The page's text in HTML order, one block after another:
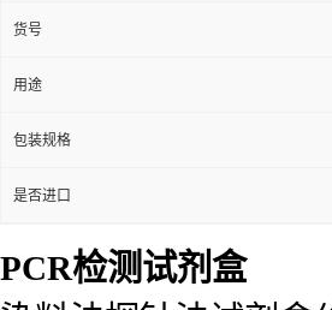
货号
用途
包装规格
是否进口
PCR检测试剂盒